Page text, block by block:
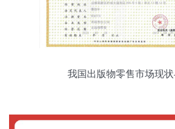
我国出版物零售市场现